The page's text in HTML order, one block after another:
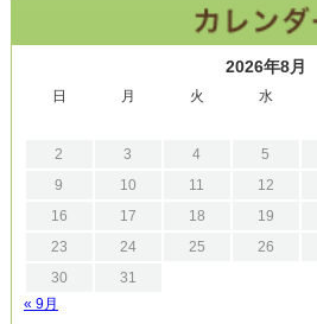
2026年8月
日 月 火 水
2
3 4 5
9
10 11 12
16
17 18 19
23
24 25 26
30
31
« 9月